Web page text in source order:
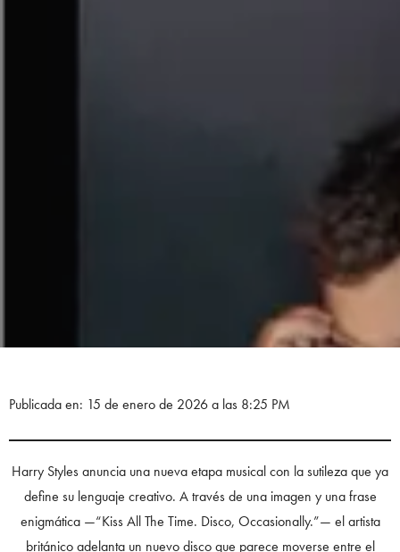
Publicada en: 15 de enero de 2026 a las 8:25 PM
Harry Styles anuncia una nueva etapa musical con la sutileza que ya
define su lenguaje creativo. A través de una imagen y una frase
enigmática —“Kiss All The Time. Disco, Occasionally.”— el artista
británico adelanta un nuevo disco que parece moverse entre el